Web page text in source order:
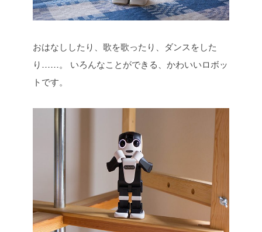
おはなししたり、歌を歌ったり、ダンスをした
り……。
いろんなことができる、かわいいロボッ
トです。